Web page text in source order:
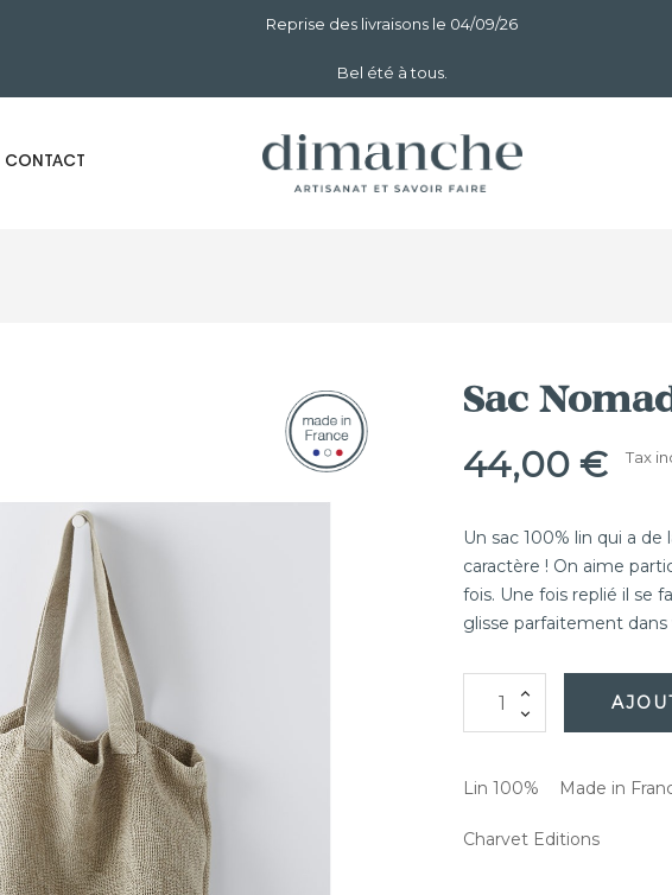
Reprise des livraisons le 04/09/26
Bel été à tous.
CONTACT
Sac
44,00 € Tax
Un sac 100% lin qui a
caractère ! On aime
fois. Une fois replié il se
glisse parfaitement dans
Lin 100% Made in
Charvet Editions